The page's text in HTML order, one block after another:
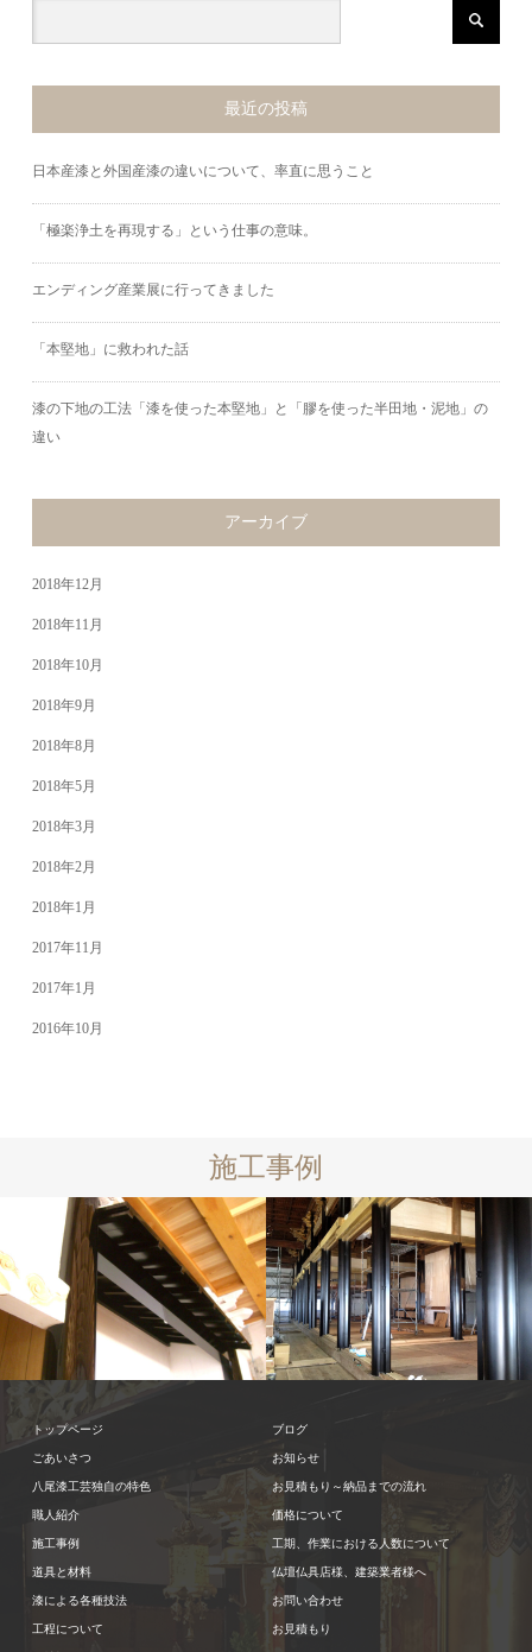
最近の投稿
日本産漆と外国産漆の違いについて、率直に思うこと
「極楽浄土を再現する」という仕事の意味。
エンディング産業展に行ってきました
「本堅地」に救われた話
漆の下地の工法「漆を使った本堅地」と「膠を使った半田地・泥地」の
違い
アーカイブ
2018年12月
2018年11月
2018年10月
2018年9月
2018年8月
2018年5月
2018年3月
2018年2月
2018年1月
2017年11月
2017年1月
2016年10月
施工事例
壇框 屋根 後門柱 技法 社
寺仏閣 内装
丸柱 後門柱 技法 社寺仏
トップページ
ごあいさつ
八尾漆工芸独自の特色
職人紹介
施工事例
道具と材料
漆による各種技法
工程について
ブログ
お知らせ
お見積もり～納品までの流れ
価格について
工期、作業における人数について
仏壇仏具店様、建築業者様へ
お問い合わせ
お見積もり